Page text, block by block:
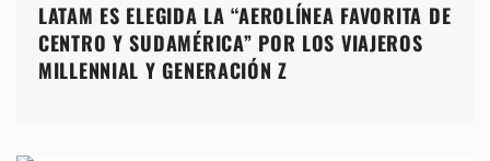
LATAM ES ELEGIDA LA “AEROLÍNEA FAVORITA DE
CENTRO Y SUDAMÉRICA” POR LOS VIAJEROS
MILLENNIAL Y GENERACIÓN Z